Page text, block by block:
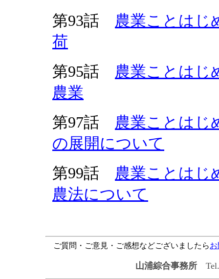
第93話 農業ことはじ
荷
第95話 農業ことはじ
農業
第97話 農業ことはじ
の展開について
第99話 農業ことはじ
農法について
ご質問・ご意見・ご感想などございましたら
山浦綜合事務所